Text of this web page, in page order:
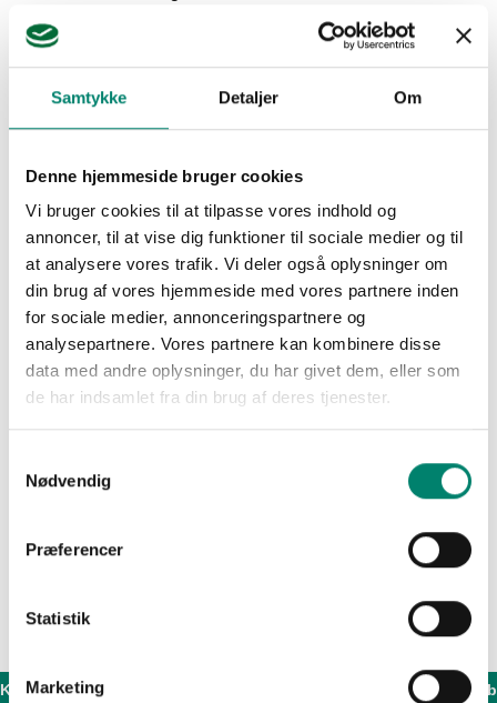
Samtykke Detaljer Om
Denne hjemmeside bruger cookies
Vi bruger cookies til at tilpasse vores indhold og
annoncer, til at vise dig funktioner til sociale medier og til
at analysere vores trafik. Vi deler også oplysninger om
din brug af vores hjemmeside med vores partnere inden
for sociale medier, annonceringspartnere og
analysepartnere. Vores partnere kan kombinere disse
data med andre oplysninger, du har givet dem, eller som
de har indsamlet fra din brug af deres tjenester.
Nødvendig
Præferencer
Statistik
Marketing
Dedikeret sekretariat til at støtte medlemmer og
udvalg med udgangspunkt i høj faglighed og
regulatorisk erfaring.
Som medlem bliver du en del af vores bestyrelse,
Bestyrelse: Alle medlems netværk er repræsenteret
Registreringsudvalg: Fokus på reguleringer
relateret til godkendelser i henhold til forordning EU
1107/2009
Biologisk udvalg: Fokus på godkendelse af
biopesticider og biostimulanter i henhold til
forordning EU 2019/1009 og nationale regler
Effektivitetsgruppe: Opdateringer vedr. effektforsøg
Arbejdsgrupper indenfor nye initiativer og
Vores medlemmer om deres medlemskab i CropLife
Kontakt sekretariatet og hør mere om muligheder for medlemskab